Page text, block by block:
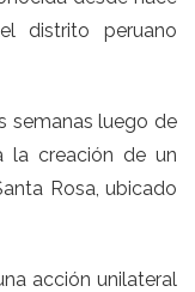
distrito peruano
semanas luego de
la creación de un
Rosa, ubicado
acción unilateral